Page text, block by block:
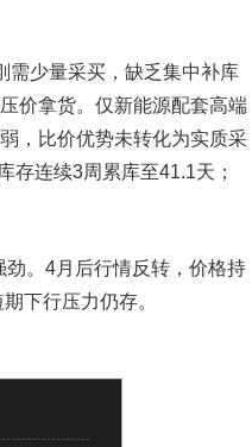
少量采买，缺乏集中补库
价拿货。仅新能源配套高端
，比价优势未转化为实质采
存连续3周累库至41.1天；
。4月后行情反转，价格持
下行压力仍存。